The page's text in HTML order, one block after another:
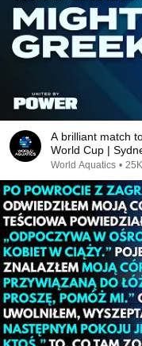
A brilliant match
World Cup |
World Aquatics •